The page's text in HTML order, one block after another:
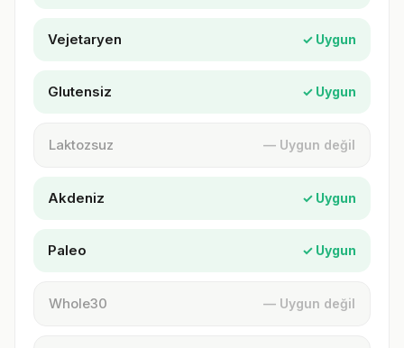
Vejetaryen ✓ Uygun
Glutensiz ✓ Uygun
Laktozsuz — Uygun değil
Akdeniz ✓ Uygun
Paleo ✓ Uygun
Whole30 — Uygun değil